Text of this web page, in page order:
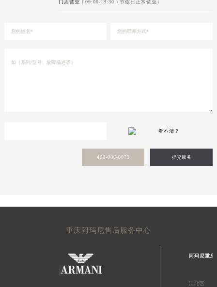
门店营业： 09:00-19:30（节假日正常营业）
看不清？
400-006-0073 提交服务
重庆阿玛尼售后服务中心
阿玛尼重
江北区